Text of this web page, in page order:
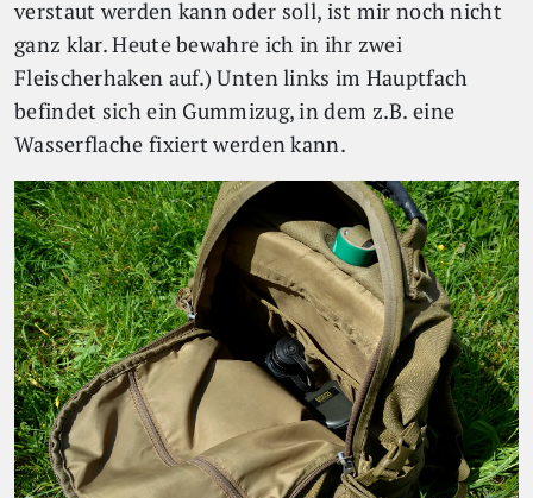
verstaut werden kann oder soll, ist mir noch nicht
ganz klar. Heute bewahre ich in ihr zwei
Fleischerhaken auf.) Unten links im Hauptfach
befindet sich ein Gummizug, in dem z.B. eine
Wasserflache fixiert werden kann.